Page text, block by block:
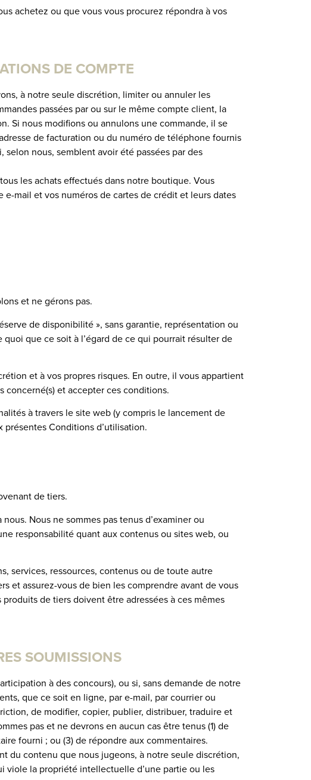
achetez ou que vous vous procurez répondra à vos
DE COMPTE
à notre seule discrétion, limiter ou annuler les
passées par ou sur le même compte client, la
Si nous modifions ou annulons une commande, il se
de facturation ou du numéro de téléphone fournis
nous, semblent avoir été passées par des
les achats effectués dans notre boutique. Vous
mail et vos numéros de cartes de crédit et leurs dates
et ne gérons pas.
de disponibilité », sans garantie, représentation ou
que ce soit à l’égard de ce qui pourrait résulter de
et à vos propres risques. En outre, il vous appartient
concerné(s) et accepter ces conditions.
à travers le site web (y compris le lancement de
Conditions d’utilisation.
de tiers.
Nous ne sommes pas tenus d’examiner ou
responsabilité quant aux contenus ou sites web, ou
services, ressources, contenus ou de toute autre
et assurez-vous de bien les comprendre avant de vous
de tiers doivent être adressées à ces mêmes
SOUMISSIONS
à des concours), ou si, sans demande de notre
que ce soit en ligne, par e-mail, par courrier ou
de modifier, copier, publier, distribuer, traduire et
pas et ne devrons en aucun cas être tenus (1) de
fourni ; ou (3) de répondre aux commentaires.
du contenu que nous jugeons, à notre seule discrétion,
viole la propriété intellectuelle d’une partie ou les